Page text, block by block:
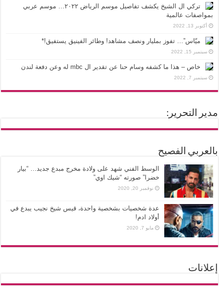
تركي ال الشيخ يكشف تفاصيل موسم الرياض ٢٠٢٢… موسم عربي
بمواصفات عالمية
أكتوبر 13, 2022
ميّاس”… تفوز بمليار ونصف مشاهد! وطائر الفينيق يستفيق!*
سبتمبر 15, 2022
خاص – هذا ما كشفه وسام حنا عن تقدير ال mbc له وعن دفعة لندن
سبتمبر 7, 2022
مدير التحرير:
بالعربي الفصيح
الوسط الفني شهد على ولادة مخرج مبدع جديد… “بيار
خضرا” صورته “شيك اوي”
نوفمبر 20, 2020
عدة شخصيات بشخصية واحدة، قيس شيخ نجيب يبدع في
أولاد ادم!
مايو 7, 2020
إعلانات